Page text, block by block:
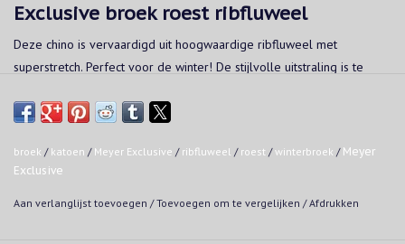
Exclusive broek roest ribfluweel
Deze chino is vervaardigd uit hoogwaardige ribfluweel met
superstretch. Perfect voor de winter! De stijlvolle uitstraling is te
je broek met een lekkere warme wintertrui, of draag het met een
Model: Bonn
Chino met ronde inschuifzakken
’Modern Fit’ pasvorm met slank silhouet
broek / katoen / Meyer Exclusive / ribfluweel / roest /winterbroek / Meyer
Exclusive
Aan verlanglijst toevoegen /Toevoegen om te vergelijken /Afdrukken